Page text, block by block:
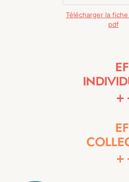
Télécharger la
pdf
+
+